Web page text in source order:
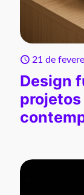
21 de
Design